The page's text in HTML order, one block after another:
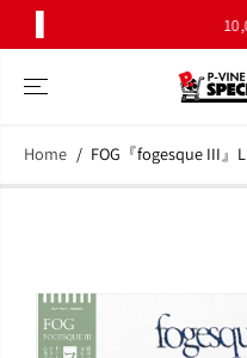
コンテンツにス 10,000円以上
Home FOG『fogesque III』